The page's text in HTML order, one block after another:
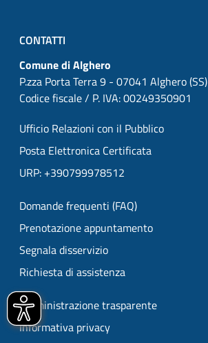
CONTATTI
Comune di Alghero
P.zza Porta Terra 9 - 07041 Alghero (SS)
Codice fiscale / P. IVA: 00249350901
Ufficio Relazioni con il Pubblico
Posta Elettronica Certificata
URP: +390799978512
Domande frequenti (FAQ)
Prenotazione appuntamento
Segnala disservizio
Richiesta di assistenza
Amministrazione trasparente
Informativa privacy